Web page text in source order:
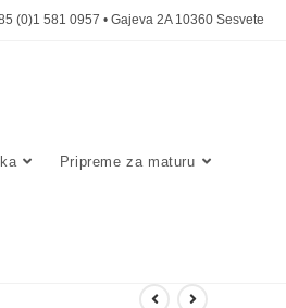
(0)1 581 0957 • Gajeva 2A 10360 Sesvete
Pripreme za maturu